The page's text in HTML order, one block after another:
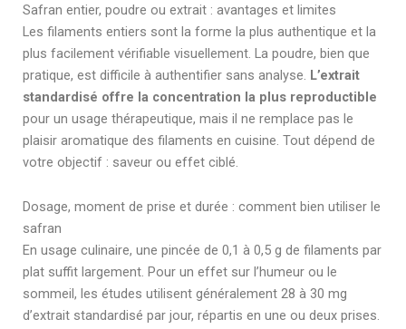
Safran entier, poudre ou extrait : avantages et limites
Les filaments entiers sont la forme la plus authentique et la
plus facilement vérifiable visuellement. La poudre, bien que
pratique, est difficile à authentifier sans analyse. L’extrait
standardisé offre la concentration la plus reproductible
pour un usage thérapeutique, mais il ne remplace pas le
plaisir aromatique des filaments en cuisine. Tout dépend de
votre objectif : saveur ou effet ciblé.
Dosage, moment de prise et durée : comment bien utiliser le
safran
En usage culinaire, une pincée de 0,1 à 0,5 g de filaments par
plat suffit largement. Pour un effet sur l’humeur ou le
sommeil, les études utilisent généralement 28 à 30 mg
d’extrait standardisé par jour, répartis en une ou deux prises.